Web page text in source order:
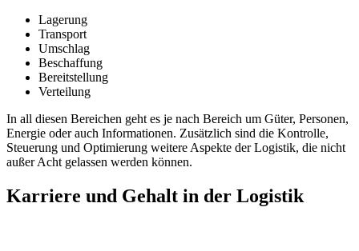
Lagerung
Transport
Umschlag
Beschaffung
Bereitstellung
Verteilung
In all diesen Bereichen geht es je nach Bereich um Güter, Personen,
Energie oder auch Informationen. Zusätzlich sind die Kontrolle,
Steuerung und Optimierung weitere Aspekte der Logistik, die nicht
außer Acht gelassen werden können.
Karriere und Gehalt in der Logistik